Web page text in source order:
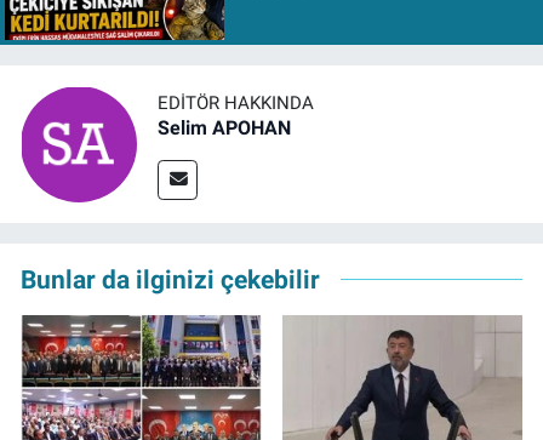
EDITÖR HAKKINDA
Selim APOHAN
Bunlar da ilginizi çekebilir